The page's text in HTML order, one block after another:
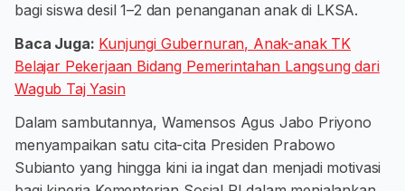
bagi siswa desil 1–2 dan penanganan anak di LKSA.
Baca Juga: Kunjungi Gubernuran, Anak-anak TK
Belajar Pekerjaan Bidang Pemerintahan Langsung dari
Wagub Taj Yasin
Dalam sambutannya, Wamensos Agus Jabo Priyono
menyampaikan satu cita-cita Presiden Prabowo
Subianto yang hingga kini ia ingat dan menjadi motivasi